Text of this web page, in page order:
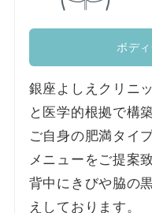
ボデ
銀座よしえクリニ
と医学的根拠で構
ご自身の肥満タイ
メニューをご提案
背中にきびや脇の
えしております。